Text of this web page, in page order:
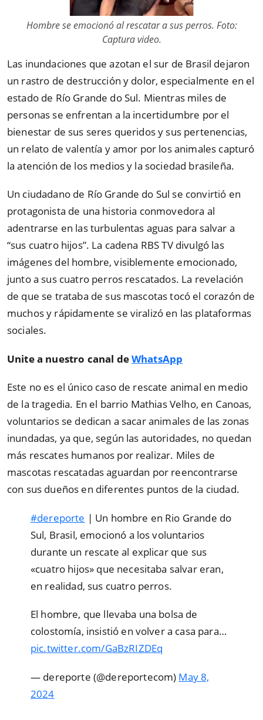
Hombre se emocionó al rescatar a sus perros. Foto:
Captura video.
Las inundaciones que azotan el sur de Brasil dejaron
un rastro de destrucción y dolor, especialmente en el
estado de Río Grande do Sul. Mientras miles de
personas se enfrentan a la incertidumbre por el
bienestar de sus seres queridos y sus pertenencias,
un relato de valentía y amor por los animales capturó
la atención de los medios y la sociedad brasileña.
Un ciudadano de Río Grande do Sul se convirtió en
protagonista de una historia conmovedora al
adentrarse en las turbulentas aguas para salvar a
“sus cuatro hijos”. La cadena RBS TV divulgó las
imágenes del hombre, visiblemente emocionado,
junto a sus cuatro perros rescatados. La revelación
de que se trataba de sus mascotas tocó el corazón de
muchos y rápidamente se viralizó en las plataformas
sociales.
Unite a nuestro canal deWhatsApp
Este no es el único caso de rescate animal en medio
de la tragedia. En el barrio Mathias Velho, en Canoas,
voluntarios se dedican a sacar animales de las zonas
inundadas, ya que, según las autoridades, no quedan
más rescates humanos por realizar. Miles de
mascotas rescatadas aguardan por reencontrarse
con sus dueños en diferentes puntos de la ciudad.
#dereporte | Un hombre en Rio Grande do
Sul, Brasil, emocionó a los voluntarios
durante un rescate al explicar que sus
«cuatro hijos» que necesitaba salvar eran,
en realidad, sus cuatro perros.
El hombre, que llevaba una bolsa de
colostomía, insistió en volver a casa para…
pic.twitter.com/GaBzRIZDEq
— dereporte (@dereportecom) May 8,
2024